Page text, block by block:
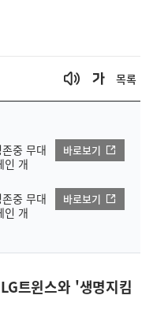
목록
중 무대
인 개
바로보기
중 무대
인 개
바로보기
트윈스와 '생명지킴